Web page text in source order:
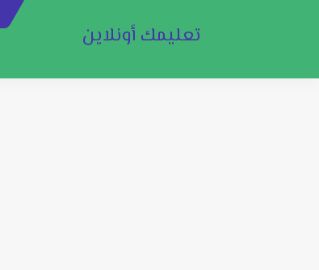
تعليمك أونلاين